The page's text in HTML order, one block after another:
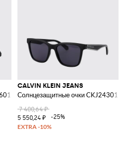
из ацетата
CALVIN KLEIN JEANS
Солнцезащитные очки CKJ24301S
7 400,64 ₽
5 550,24 ₽
-25%